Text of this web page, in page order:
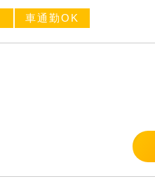
車通勤OK